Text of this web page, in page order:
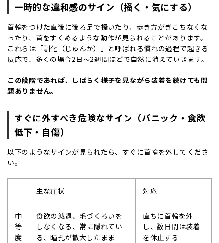
一時的な違和感のサイン（掻く・気にする）
首輪をつけた直後に後ろ足で掻いたり、歩き方がぎこちなくな
ったり、首をすくめるような動作が見られることがあります。
これらは「馴化（じゅんか）」と呼ばれる慣れの過程で起きる
反応で、多くの場合2 日～2週間ほどで自然に消えていきます。
この段階であれば、しばらく様子を見ながら装着を続けても問
題ありません。
すぐに外すべき危険なサイン（パニック・食欲
低下・自傷）
以下のようなサインが見られたら、すぐに首輪を外してくださ
い。
主な症状 対応
中
等
度
食欲の減退、毛づくろいを
しなくなる、常に隠れてい
る、瞳孔が散大したまま
直ちに首輪を外
し、数日間は装着
を休止する